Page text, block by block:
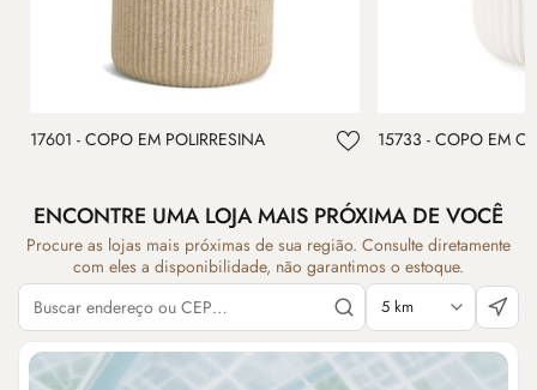
17601 - COPO EM POLIRRESINA 15733 - COPO EM
ENCONTRE UMA LOJA MAIS PRÓXIMA DE VOCÊ
Procure as lojas mais próximas de sua região. Consulte diretamente
com eles a disponibilidade, não garantimos o estoque.